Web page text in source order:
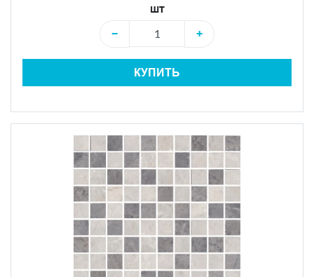
шт
−
+
КУПИТЬ